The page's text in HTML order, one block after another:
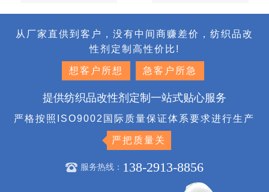
从厂家直供到客户，没有中间商赚差价，纺织品改
性剂定制高性价比!
想客户所想 急客户所急
提供纺织品改性剂定制一站式贴心服务
严格按照ISO9002国际质量保证体系要求进行生产
严把质量关
服务热线： 138-2913-8856